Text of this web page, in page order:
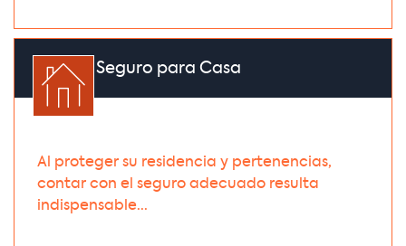
Seguro para Casa
Al proteger su residencia y pertenencias,
contar con el seguro adecuado resulta
indispensable...